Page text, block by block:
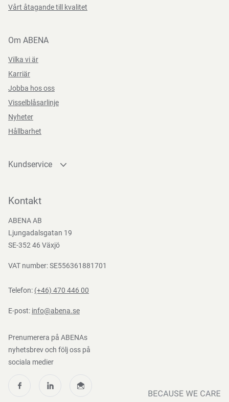
Vårt åtagande till kvalitet
Om ABENA
Vilka vi är
Karriär
Jobba hos oss
Visselblåsarlinje
Nyheter
Hållbarhet
Kundservice
Bli kund
Nedladdningar
Kontakt
ABENA AB
Ljungadalsgatan 19
SE-352 46 Växjö
VAT number: SE556361881701
Telefon: (+46) 470 446 00
E-post: info@abena.se
Prenumerera på ABENAs
nyhetsbrev och följ oss på
sociala medier